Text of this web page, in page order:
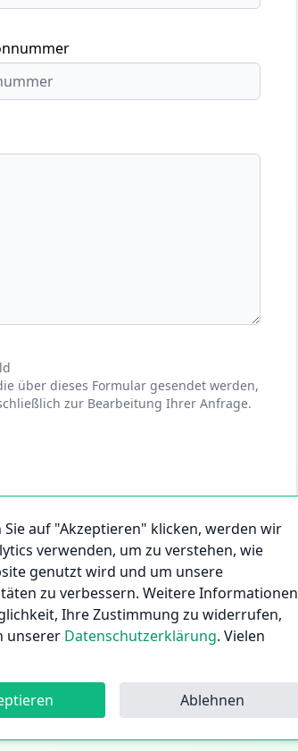
über dieses Formular gesendet werden,
zur Bearbeitung Ihrer Anfrage.
Sie auf "Akzeptieren" klicken, werden wir
verwenden, um zu verstehen, wie
genutzt wird und um unsere
zu verbessern. Weitere Informationen
Ihre Zustimmung zu widerrufen,
unserer Datenschutzerklärung. Vielen
Ablehnen